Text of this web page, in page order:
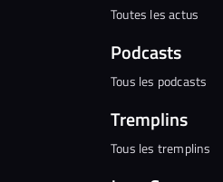
Toutes les actus
Podcasts
Tous les podcasts
Tremplins
Tous les tremplins